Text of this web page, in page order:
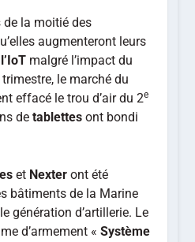
de la moitié des
augmenteront leurs
malgré l’impact du
le marché du
effacé le trou d’air du 2e
detablettes ont bondi
et Nexter ont été
bâtiments de la Marine
génération d’artillerie. Le
d’armement «Système